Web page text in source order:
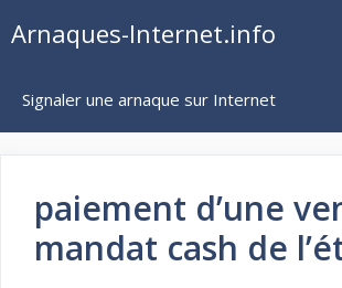
auArnaques-Internet.info
Signaler une arnaque sur Internet
paiement d’une
mandat cash de